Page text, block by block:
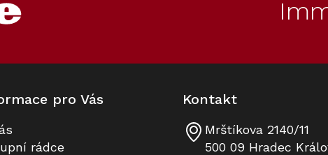
TRK 655 Koš do sušičky prádla
pro Vás
rádce
Kontakt
Mrštíkova 2140/11
500 09 Hradec